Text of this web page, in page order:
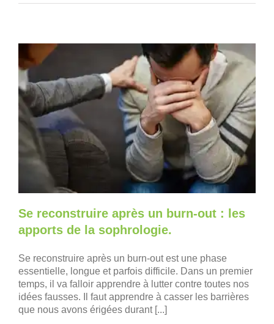
Se reconstruire après un burn-out : les
apports de la sophrologie.
Se reconstruire après un burn-out est une phase
essentielle, longue et parfois difficile. Dans un premier
temps, il va falloir apprendre à lutter contre toutes nos
idées fausses. Il faut apprendre à casser les barrières
que nous avons érigées durant [...]